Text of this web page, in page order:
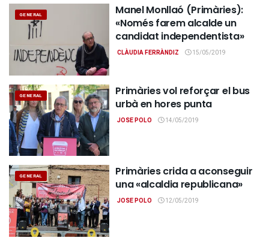
GENERAL
Manel Monllaó (Primàries):
«Només farem alcalde un
candidat independentista»
CLÀUDIA FERRÀNDIZ 15/05/2019
GENERAL
Primàries vol reforçar el bus
urbà en hores punta
JOSE POLO 14/05/2019
GENERAL
Primàries crida a aconseguir
una «alcaldia republicana»
JOSE POLO 12/05/2019